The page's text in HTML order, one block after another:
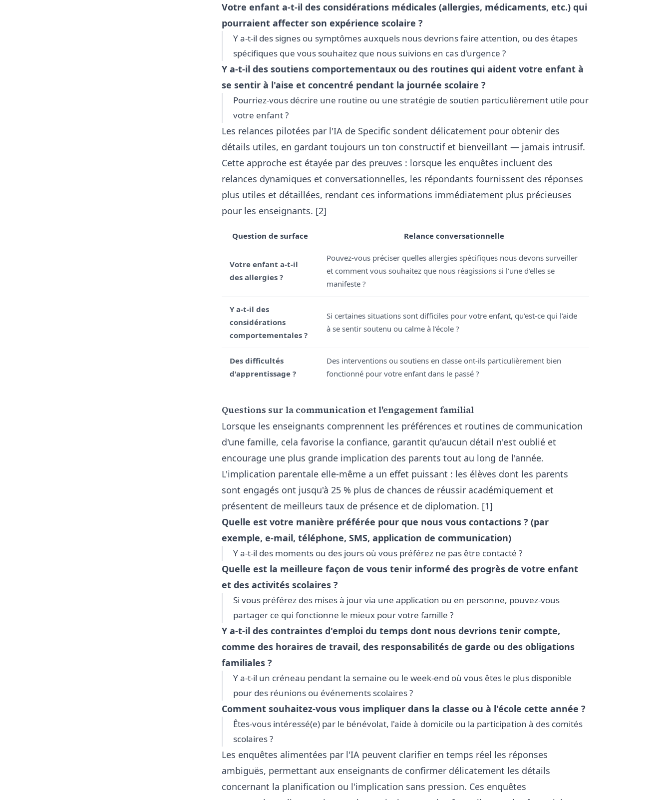
Votre enfant a-t-il des considérations médicales (allergies, médicaments, etc.) qui
pourraient affecter son expérience scolaire ?
Y a-t-il des signes ou symptômes auxquels nous devrions faire attention, ou des étapes
spécifiques que vous souhaitez que nous suivions en cas d'urgence ?
Y a-t-il des soutiens comportementaux ou des routines qui aident votre enfant à
se sentir à l'aise et concentré pendant la journée scolaire ?
Pourriez-vous décrire une routine ou une stratégie de soutien particulièrement utile pour
votre enfant ?
Les relances pilotées par l'IA de Specific sondent délicatement pour obtenir des
détails utiles, en gardant toujours un ton constructif et bienveillant — jamais intrusif.
Cette approche est étayée par des preuves : lorsque les enquêtes incluent des
relances dynamiques et conversationnelles, les répondants fournissent des réponses
plus utiles et détaillées, rendant ces informations immédiatement plus précieuses
pour les enseignants. [2]
Question de surface Relance conversationnelle
Votre enfant a-t-il
des allergies ?
Pouvez-vous préciser quelles allergies spécifiques nous devons surveiller
et comment vous souhaitez que nous réagissions si l'une d'elles se
manifeste ?
Y a-t-il des
considérations
comportementales ?
Si certaines situations sont difficiles pour votre enfant, qu'est-ce qui l'aide
à se sentir soutenu ou calme à l'école ?
Des difficultés
d'apprentissage ?
Des interventions ou soutiens en classe ont-ils particulièrement bien
fonctionné pour votre enfant dans le passé ?
Questions sur la communication et l'engagement familial
Lorsque les enseignants comprennent les préférences et routines de communication
d'une famille, cela favorise la confiance, garantit qu'aucun détail n'est oublié et
encourage une plus grande implication des parents tout au long de l'année.
L'implication parentale elle-même a un effet puissant : les élèves dont les parents
sont engagés ont jusqu'à 25 % plus de chances de réussir académiquement et
présentent de meilleurs taux de présence et de diplomation. [1]
Quelle est votre manière préférée pour que nous vous contactions ? (par
exemple, e-mail, téléphone, SMS, application de communication)
Y a-t-il des moments ou des jours où vous préférez ne pas être contacté ?
Quelle est la meilleure façon de vous tenir informé des progrès de votre enfant
et des activités scolaires ?
Si vous préférez des mises à jour via une application ou en personne, pouvez-vous
partager ce qui fonctionne le mieux pour votre famille ?
Y a-t-il des contraintes d'emploi du temps dont nous devrions tenir compte,
comme des horaires de travail, des responsabilités de garde ou des obligations
familiales ?
Y a-t-il un créneau pendant la semaine ou le week-end où vous êtes le plus disponible
pour des réunions ou événements scolaires ?
Comment souhaitez-vous vous impliquer dans la classe ou à l'école cette année ?
Êtes-vous intéressé(e) par le bénévolat, l'aide à domicile ou la participation à des comités
scolaires ?
Les enquêtes alimentées par l'IA peuvent clarifier en temps réel les réponses
ambiguës, permettant aux enseignants de confirmer délicatement les détails
concernant la planification ou l'implication sans pression. Ces enquêtes